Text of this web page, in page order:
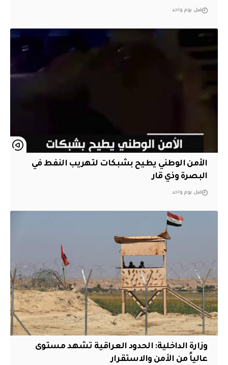
قبل يوم واحد
الأمن الوطني يطيح بشبكات لتهريب النفط في
البصرة وذي قار
قبل يوم واحد
وزارة الداخلية: الحدود العراقية تشهد مستوى
عالياً من الأمن والاستقرار